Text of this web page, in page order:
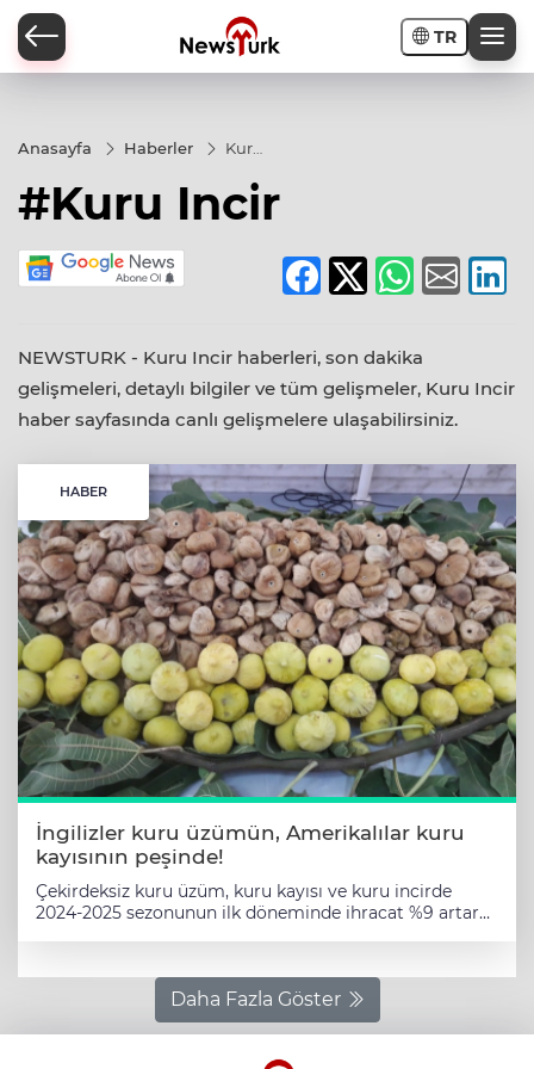
TR
Anasayfa Haberler
Kuru
#Kuru Incir
NEWSTURK - Kuru Incir haberleri, son dakika
gelişmeleri, detaylı bilgiler ve tüm gelişmeler, Kuru Incir
haber sayfasında canlı gelişmelere ulaşabilirsiniz.
HABER
İngilizler kuru üzümün, Amerikalılar kuru
kayısının peşinde!
Çekirdeksiz kuru üzüm, kuru kayısı ve kuru incirde
2024-2025 sezonunun ilk döneminde ihracat %9 artarak
kayısımızı ise Amerikalılar talep etti. İZMİR (İGFA) -
Çekirdeksiz kuru üzüm ihracatı %10 artarak 360 milyon
dolardan 396 milyon dolara, kuru incir ihracatı ise %28
artışla 228 milyon dolardan 292 milyon dolara çıktı.
Geçen sezonki ihracat rakamının %6 gerisinde kalan
Daha Fazla Göster